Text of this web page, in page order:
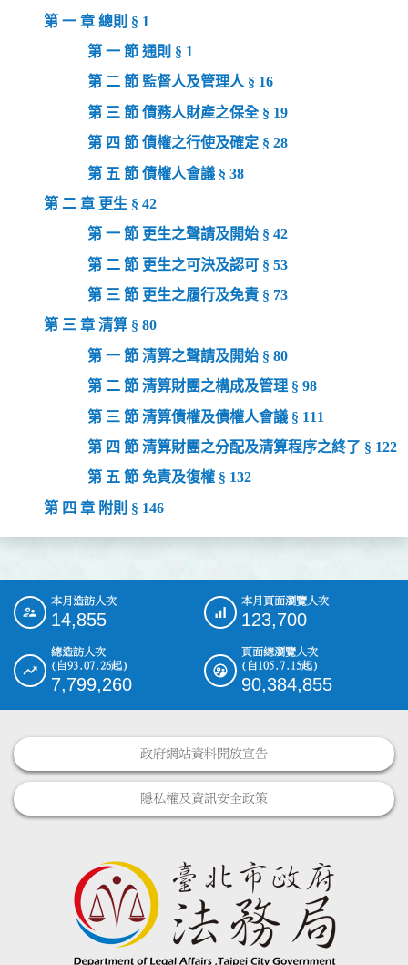
第 一 章 總則 § 1
第 一 節 通則 § 1
第 二 節 監督人及管理人 § 16
第 三 節 債務人財產之保全 § 19
第 四 節 債權之行使及確定 § 28
第 五 節 債權人會議 § 38
第 二 章 更生 § 42
第 一 節 更生之聲請及開始 § 42
第 二 節 更生之可決及認可 § 53
第 三 節 更生之履行及免責 § 73
第 三 章 清算 § 80
第 一 節 清算之聲請及開始 § 80
第 二 節 清算財團之構成及管理 § 98
第 三 節 清算債權及債權人會議 § 111
第 四 節 清算財團之分配及清算程序之終了 § 122
第 五 節 免責及復權 § 132
第 四 章 附則 § 146
::: 本月造訪人次
14,855
本月頁面瀏覽人次
123,700
總造訪人次
(自93.07.26起)
7,799,260
頁面總瀏覽人次
(自105.7.15起)
90,384,855
政府網站資料開放宣告
隱私權及資訊安全政策